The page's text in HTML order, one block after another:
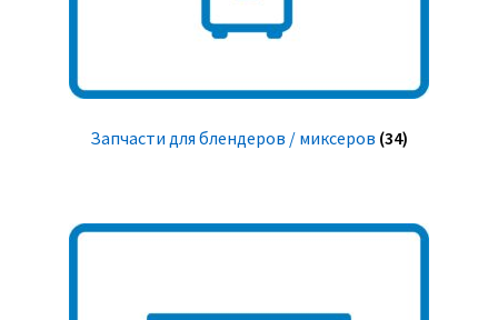
Запчасти для блендеров / миксеров (34)